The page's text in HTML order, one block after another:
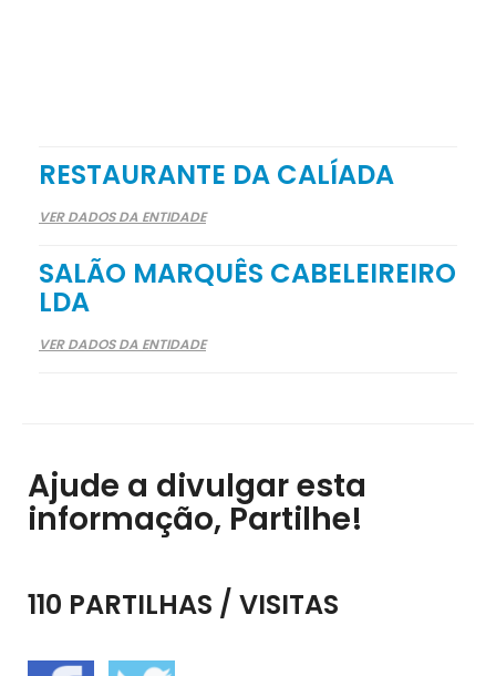
RESTAURANTE DA CALÍADA
VER DADOS DA ENTIDADE
SALÃO MARQUÊS CABELEIREIRO
LDA
VER DADOS DA ENTIDADE
Ajude a divulgar esta
informação, Partilhe!
110 PARTILHAS / VISITAS